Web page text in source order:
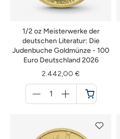
1/2 oz Meisterwerke der
deutschen Literatur: Die
Judenbuche Goldmünze - 100
Euro Deutschland 2026
2.442,00 €
für
Warenkorb